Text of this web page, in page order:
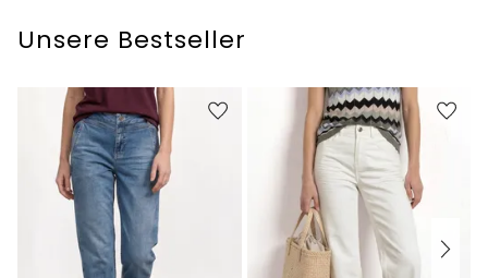
Unsere Bestseller